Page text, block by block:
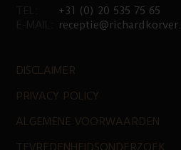
+31 (0) 20 535 75 65
DISCLAIMER
PRIVACY POLICY
ALGEMENE VOORWAARDEN
TEVREDENHEIDSONDERZOEK